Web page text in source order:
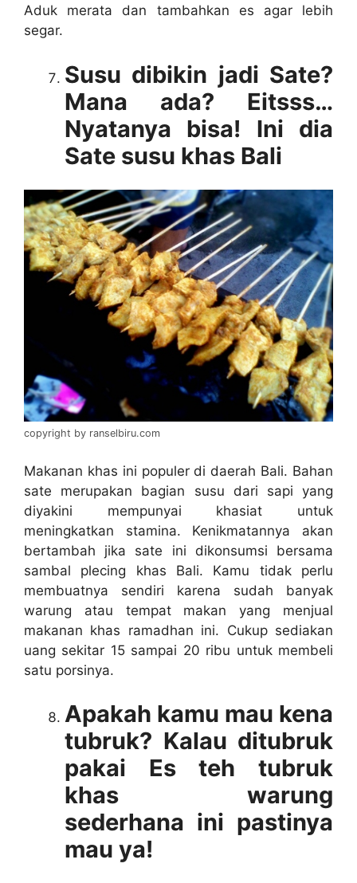
Aduk merata dan tambahkan es agar lebih
segar.
Susu dibikin jadi Sate?
Mana ada? Eitsss…
Nyatanya bisa! Ini dia
Sate susu khas Bali
copyright by ranselbiru.com
Makanan khas ini populer di daerah Bali. Bahan
sate merupakan bagian susu dari sapi yang
diyakini mempunyai khasiat untuk
meningkatkan stamina. Kenikmatannya akan
bertambah jika sate ini dikonsumsi bersama
sambal plecing khas Bali. Kamu tidak perlu
membuatnya sendiri karena sudah banyak
warung atau tempat makan yang menjual
makanan khas ramadhan ini. Cukup sediakan
uang sekitar 15 sampai 20 ribu untuk membeli
satu porsinya.
Apakah kamu mau kena
tubruk? Kalau ditubruk
pakai Es teh tubruk
khas warung
sederhana ini pastinya
mau ya!